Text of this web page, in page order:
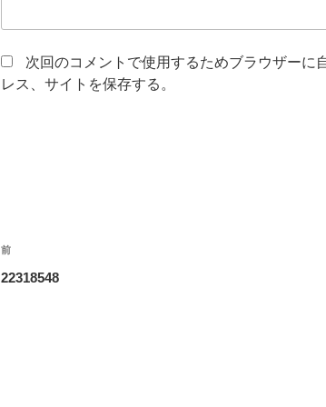
次回のコメントで使用するためブラウザーに
レス、サイトを保存する。
投
稿
前
の
前
22318548